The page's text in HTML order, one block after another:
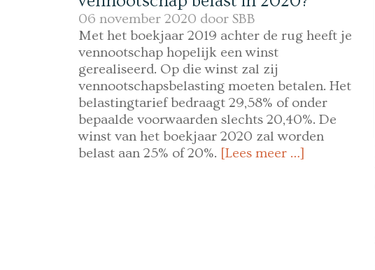
06 november 2020 door SBB
Met het boekjaar 2019 achter de rug heeft je
vennootschap hopelijk een winst
gerealiseerd. Op die winst zal zij
vennootschapsbelasting moeten betalen. Het
belastingtarief bedraagt 29,58% of onder
bepaalde voorwaarden slechts 20,40%. De
winst van het boekjaar 2020 zal worden
belast aan 25% of 20%. [Lees meer …]